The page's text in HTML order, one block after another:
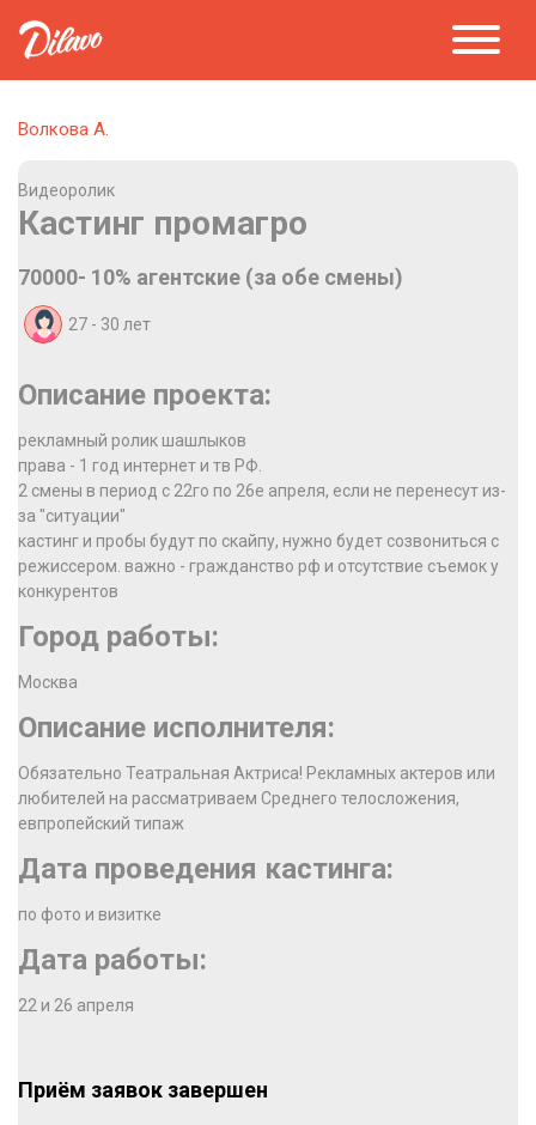
Волкова А.
Видеоролик
Кастинг промагро
70000- 10% агентские (за обе смены)
27 - 30 лет
Описание проекта:
рекламный ролик шашлыков
права - 1 год интернет и тв РФ.
2 смены в период с 22го по 26е апреля, если не перенесут из-
за "ситуации"
кастинг и пробы будут по скайпу, нужно будет созвониться с
режиссером. важно - гражданство рф и отсутствие съемок у
конкурентов
Город работы:
Москва
Описание исполнителя:
Обязательно Театральная Актриса! Рекламных актеров или
любителей на рассматриваем Среднего телосложения,
евпропейский типаж
Дата проведения кастинга:
по фото и визитке
Дата работы:
22 и 26 апреля
Приём заявок завершен